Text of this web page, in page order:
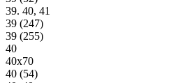
39. 40, 41
39 (247)
39 (255)
40
40х70
40 (54)